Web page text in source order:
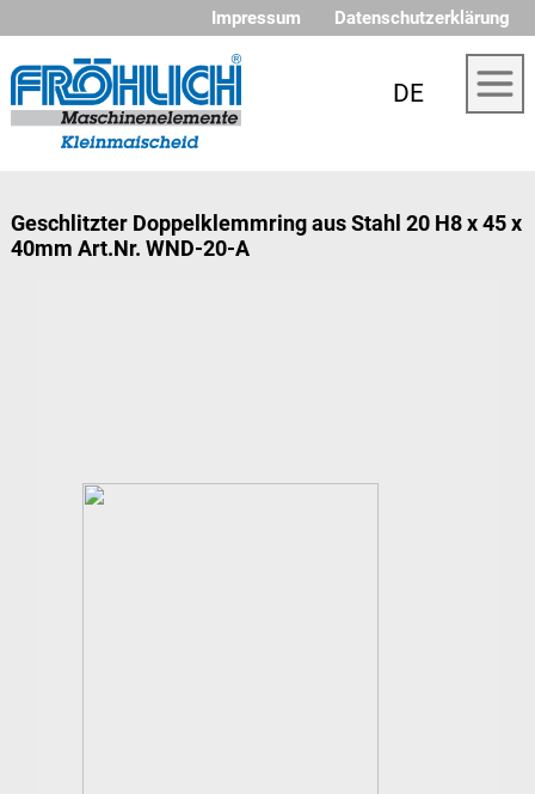
Impressum Datenschutzerklärung
DE
Geschlitzter Doppelklemmring aus Stahl 20 H8 x 45 x
40mm Art.Nr. WND-20-A